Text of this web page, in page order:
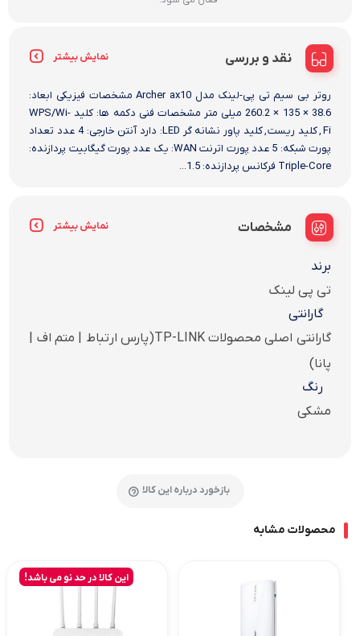
نقد و بررسی نمایش بیشتر
روتر بی سیم تی پی-لینک مدل Archer ax10 مشخصات فیزیکی ابعاد:
38.6 × 135 × 260.2 میلی متر مشخصات فنی دکمه ها: کلید WPS/Wi-
Fi , کلید ریست , کلید پاور نشانه گر LED: دارد آنتن خارجی: 4 عدد تعداد
پورت شبکه: 5 عدد پورت اترنت WAN: یک عدد پورت گیگابیت پردازنده:
Triple-Core فرکانس پردازنده: 1.5...
مشخصات نمایش بیشتر
برند
تی پی لینک
گارانتی
گارانتی اصلی محصولات TP-LINK(پارس ارتباط | متم اف |
پانا)
رنگ
مشکی
بازخورد درباره این کالا
محصولات مشابه
این کالا در حد نو می باشد!